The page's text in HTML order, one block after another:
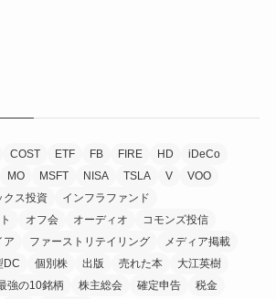
COST ETF FB FIRE HD
iDeCo
MO MSFT NISA TSLA V
VOO
クス投資
インフラファンド
オフ会 オーディオ
コモンズ投信
ア ファーストリテイリング
メディア掲載
DC 個別株 出版 売れた本
大江英樹
強の10銘柄 株主総会 確定申告
税金